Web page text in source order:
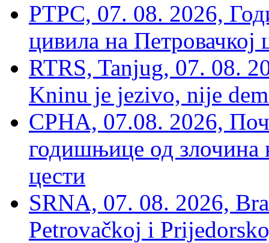
РТРС, 07. 08. 2026,
цивила на Петровачкој
RTRS, Tanjug, 07. 08.
Kninu je jezivo, nije
СРНА, 07.08. 2026,
годишњице од злочина
цести
SRNA, 07. 08. 2026,
Petrovačkoj i